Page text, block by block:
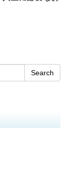
Search